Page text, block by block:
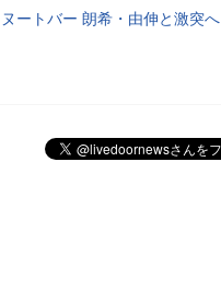
ヌートバー 朗希・由伸と激突へ